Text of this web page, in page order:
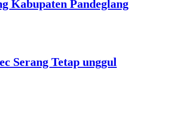
Kabupaten Pandeglang
Serang Tetap unggul